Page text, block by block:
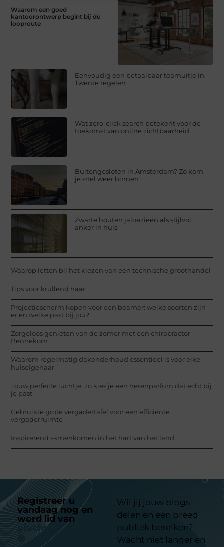
Waarom een goed
kantoorontwerp begint bij de
looproute
Eenvoudig een betaalbaar teamuitje in
Twente regelen
Wat zero-click search betekent voor de
toekomst van online zichtbaarheid
Buitengesloten in Amsterdam? Zo kom
je snel weer binnen
Zwarte houten jaloezieën als stijlvol
anker in huis
Waarop letten bij het kiezen van een technische groothandel
Tips voor krullend haar
Projectiescherm kopen voor een beamer: welke soorten zijn
er en welke past bij jou?
Zorgeloos genieten van de zomer met een chiropractor
Bennekom
Waarom regelmatig dakonderhoud essentieel is voor elke
huiseigenaar
Jouw perfecte luchtje: zo kies je een herenparfum dat echt bij
je past
Gebruikte grote vergadertafel voor een efficiënte
vergaderruimte
Inspirerend samenkomen in het hart van het land
Registreer u
vandaag nog en
word lid van
platform
Wil jij jouw blogs
delen en een breed
publiek bereiken?
Wacht niet langer en